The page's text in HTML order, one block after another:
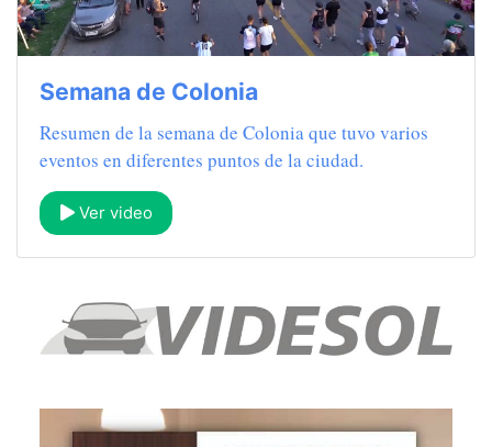
Semana de Colonia
Resumen de la semana de Colonia que tuvo varios
eventos en diferentes puntos de la ciudad.
Ver video